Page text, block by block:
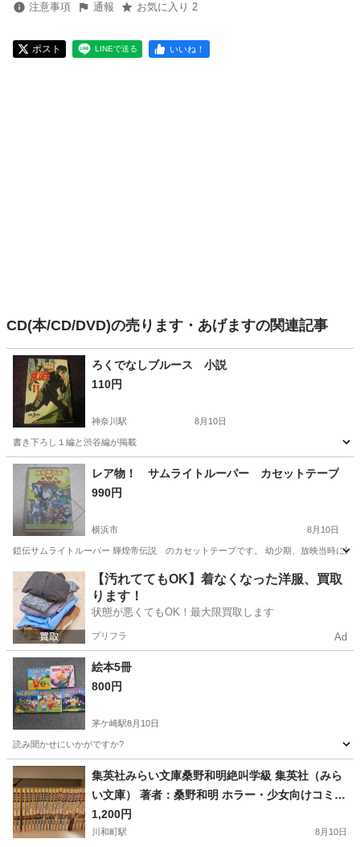
注意事項 通報 お気に入り 2
ポスト LINEで送る いいね！
CD(本/CD/DVD)の売ります・あげますの関連記事
ろくでなしブルース 小説
110円
神奈川駅 8月10日
書き下ろし１編と渋谷編が掲載
神奈川 横浜市 神奈川駅 マンガ、コミック、アニメ
ろくでなしブルース
レア物！ サムライトルーパー カセットテープ
990円
横浜市 8月10日
鎧伝サムライトルーパー 輝煌帝伝説 のカセットテープです。 幼少期、放映当時に購
神奈川 横浜市 その他 カセットテープ
【汚れててもOK】着なくなった洋服、買取
ります！
状態が悪くてもOK！最大限買取します
プリフラ Ad
絵本5冊
800円
茅ケ崎駅8月10日
読み聞かせにいかがですか?
神奈川 茅ヶ崎市 茅ケ崎駅 絵本
集英社みらい文庫桑野和明絶叫学級 集英社（みら
い文庫） 著者：桑野和明 ホラー・少女向けコミッ
ク・小説
1,200円
川和町駅 8月10日